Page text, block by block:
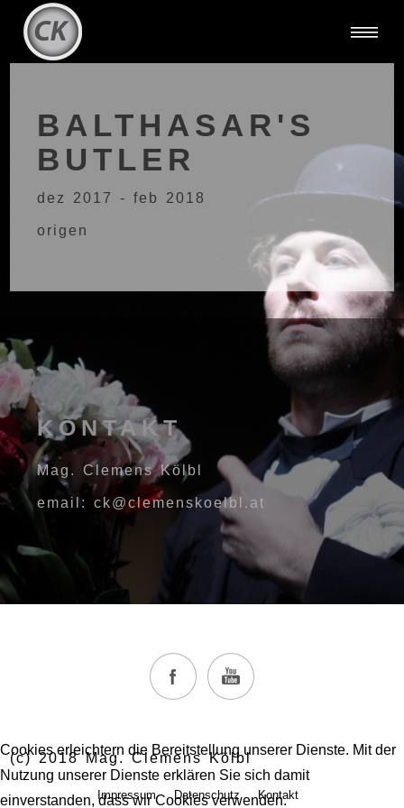
BALTHASAR'S
BUTLER
dez 2017 - feb 2018
origen
KONTAKT
Mag. Clemens Kölbl
email: ck@clemenskoelbl.at
(c) 2018 Mag. Clemens Kölbl
Impressum Datenschutz Kontakt
Cookies erleichtern die Bereitstellung unserer Dienste. Mit der
Nutzung unserer Dienste erklären Sie sich damit
einverstanden, dass wir Cookies verwenden.